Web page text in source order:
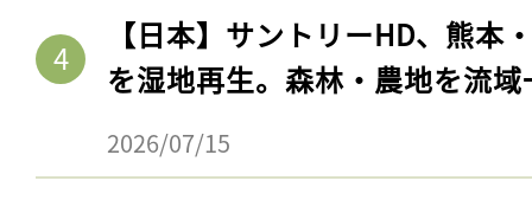
【日本】サントリーHD、熊本
を湿地再生。森林・農地を流
2026/07/15